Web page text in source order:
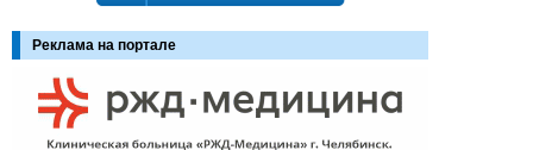
Реклама на портале